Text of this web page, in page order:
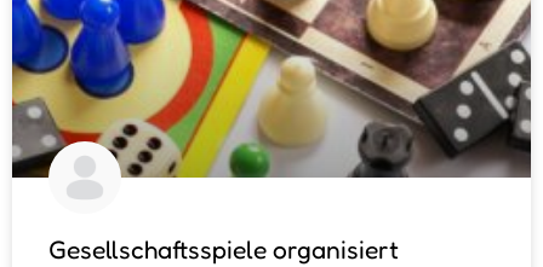
Gesellschaftsspiele organisiert